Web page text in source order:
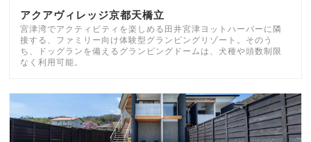
アクアヴィレッジ京都天橋立
宮津湾でアクティビティを楽しめる田井宮津ヨットハーバーに隣
接する、ファミリー向け体験型グランピングリゾート。そのう
ち、ドッグランを備えるグランピングドームは、犬種や頭数制限
なく利用可能。